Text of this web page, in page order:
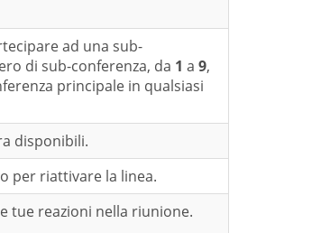
ad una sub-
di sub-conferenza, da 1 a 9,
principale in qualsiasi
disponibili.
per riattivare la linea.
tue reazioni nella riunione.